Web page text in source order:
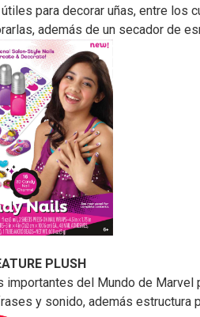
para decorar uñas, entre los
además de un secador de
PLUSH
importantes del Mundo de Marvel
y sonido, además estructura